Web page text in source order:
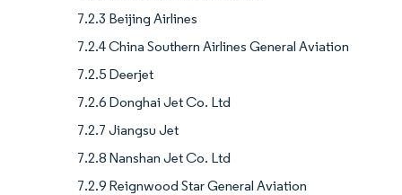
7.2.3 Beijing Airlines
7.2.4 China Southern Airlines General Aviation
7.2.5 Deerjet
7.2.6 Donghai Jet Co. Ltd
7.2.7 Jiangsu Jet
7.2.8 Nanshan Jet Co. Ltd
7.2.9 Reignwood Star General Aviation